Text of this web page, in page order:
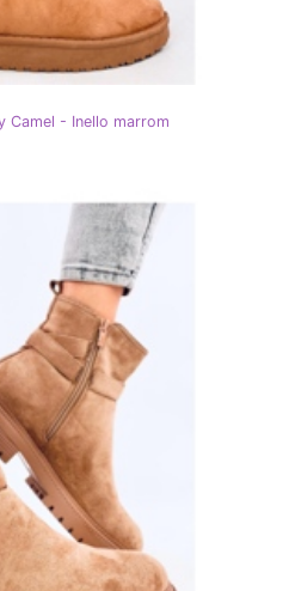
Camel - Inello marrom